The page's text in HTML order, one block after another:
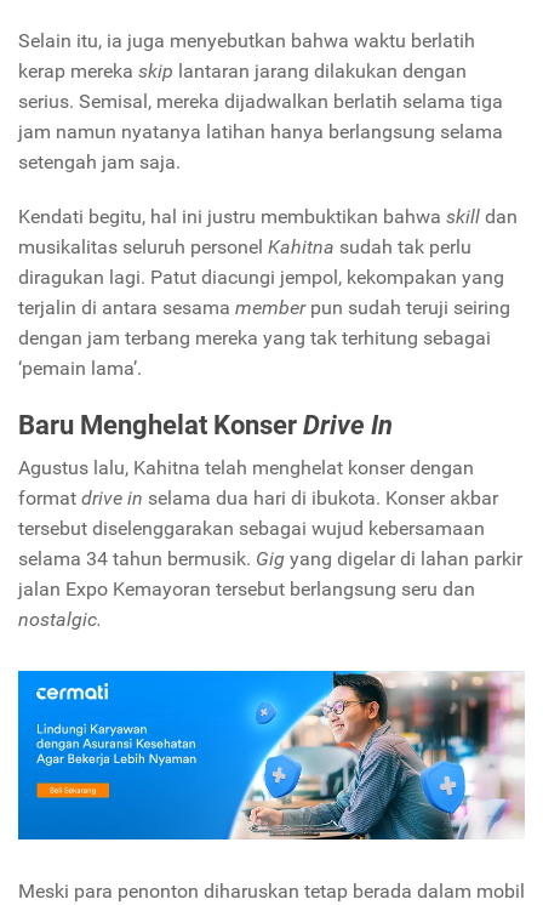
Selain itu, ia juga menyebutkan bahwa waktu berlatih
kerap mereka skip lantaran jarang dilakukan dengan
serius. Semisal, mereka dijadwalkan berlatih selama tiga
jam namun nyatanya latihan hanya berlangsung selama
setengah jam saja.
Kendati begitu, hal ini justru membuktikan bahwa skill dan
musikalitas seluruh personel Kahitna sudah tak perlu
diragukan lagi. Patut diacungi jempol, kekompakan yang
terjalin di antara sesama memberpun sudah teruji seiring
dengan jam terbang mereka yang tak terhitung sebagai
‘pemain lama’.
Baru Menghelat KonserDrive In
Agustus lalu, Kahitna telah menghelat konser dengan
format drive in selama dua hari di ibukota. Konser akbar
tersebut diselenggarakan sebagai wujud kebersamaan
selama 34 tahun bermusik. Gig yang digelar di lahan parkir
jalan Expo Kemayoran tersebut berlangsung seru dan
nostalgic.
Meski para penonton diharuskan tetap berada dalam mobil